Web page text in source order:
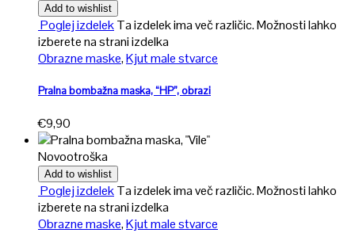
Add to wishlist
Poglej izdelekTa izdelek ima več različic. Možnosti lahko
izberete na strani izdelka
Obrazne maske,Kjut male stvarce
Pralna bombažna maska, “HP”, obrazi
€9,90
Novootroška
Add to wishlist
Poglej izdelekTa izdelek ima več različic. Možnosti lahko
izberete na strani izdelka
Obrazne maske,Kjut male stvarce